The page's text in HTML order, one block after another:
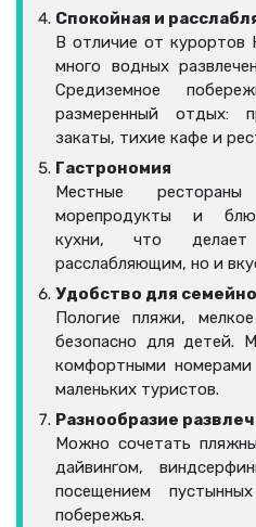
Спокойная и
В отличие от курортов
много водных
Средиземное
размеренный отдых:
закаты, тихие кафе и
Гастрономия
Местные
морепродукты и
кухни, что
расслабляющим, но и
Удобство для
Пологие пляжи,
безопасно для детей.
комфортными
маленьких туристов.
Разнообразие
Можно сочетать
дайвингом,
посещением
побережья.